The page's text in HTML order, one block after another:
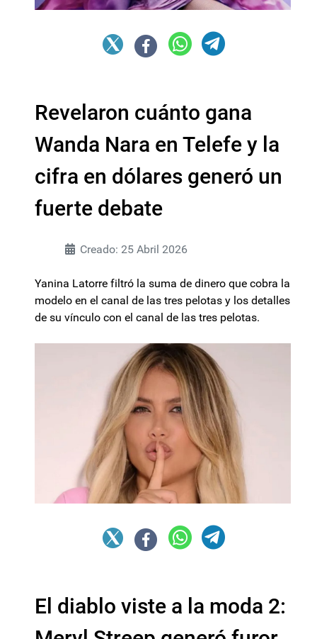
Revelaron cuánto gana
Wanda Nara en Telefe y la
cifra en dólares generó un
fuerte debate
Creado: 25 Abril 2026
Yanina Latorre filtró la suma de dinero que cobra la
modelo en el canal de las tres pelotas y los detalles
de su vínculo con el canal de las tres pelotas.
El diablo viste a la moda 2: